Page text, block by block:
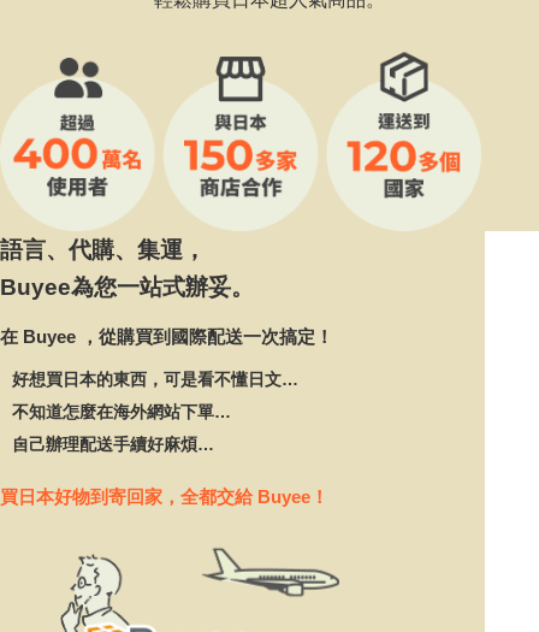
語言、代購、集運，
Buyee為您一站式辦妥。
在 Buyee ，從購買到國際配送一次搞定！
好想買日本的東西，可是看不懂日文…
不知道怎麼在海外網站下單…
自己辦理配送手續好麻煩…
買日本好物到寄回家，全都交給 Buyee！